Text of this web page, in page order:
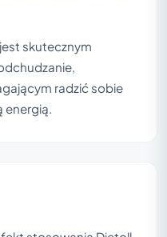
skutecznym
radzić sobie
energią.